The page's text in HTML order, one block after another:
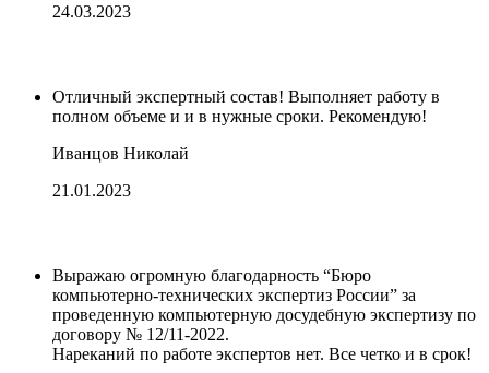
24.03.2023
Отличный экспертный состав! Выполняет работу в
полном объеме и и в нужные сроки. Рекомендую!
Иванцов Николай
21.01.2023
Выражаю огромную благодарность “Бюро
компьютерно-технических экспертиз России” за
проведенную компьютерную досудебную экспертизу по
договору № 12/11-2022.
Нареканий по работе экспертов нет. Все четко и в срок!